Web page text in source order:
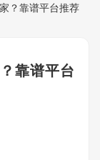
？靠谱平台推荐
靠谱平台